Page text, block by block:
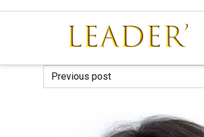
Previous post